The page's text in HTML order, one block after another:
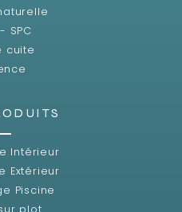
SPC
cuite
Intérieur
Extérieur
Piscine
plot